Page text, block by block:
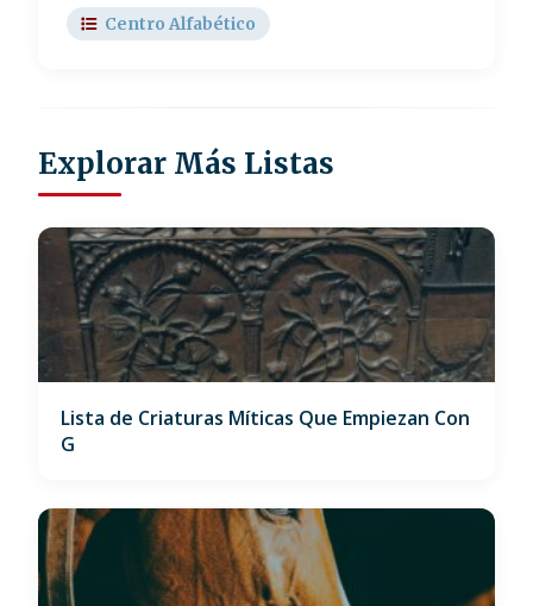
Centro Alfabético
Explorar Más Listas
Lista de Criaturas Míticas Que Empiezan Con
G